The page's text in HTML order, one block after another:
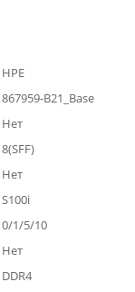
HPE
867959-B21_Base
Нет
8(SFF)
Нет
S100i
0/1/5/10
Нет
DDR4